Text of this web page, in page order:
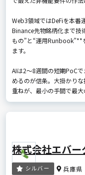
Web3領域ではDeFiを本番
Binance先物銘柄化まで技
もの”と“運用Runbook”**
ます。
AIは2〜8週間の短期PoC
めるのが信条。大掛かり
重ねが、最小の手間で最大
株式会社エバ
シルバー 兵庫県